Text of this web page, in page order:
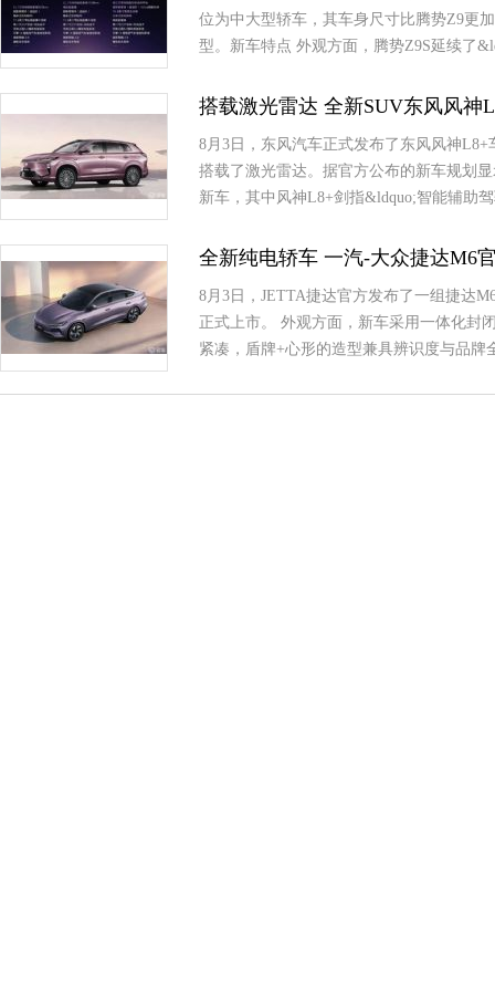
位为中大型轿车，其车身尺寸比腾势Z9更
型。新车特点 外观方面，腾势Z9S延续了
搭载激光雷达 全新SUV东风风神
8月3日，东风汽车正式发布了东风风神
搭载了激光雷达。据官方公布的新车规划
新车，其中风神L8+剑指&ldquo;智能辅助
全新纯电轿车 一汽-大众捷达M6
8月3日，JETTA捷达官方发布了一组捷达
正式上市。 外观方面，新车采用一体化封
紧凑，盾牌+心形的造型兼具辨识度与品